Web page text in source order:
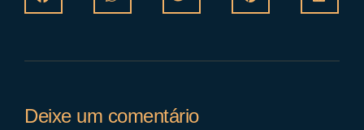
Deixe um comentário